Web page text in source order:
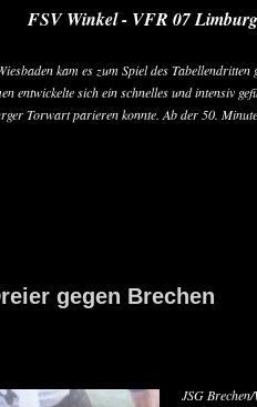
FSV Winkel - VFR 07
kam es zum Spiel des
entwickelte sich ein schnelles und intensiv
Torwart parieren konnte. Ab der 50. Minute
gegen Brechen
JSG